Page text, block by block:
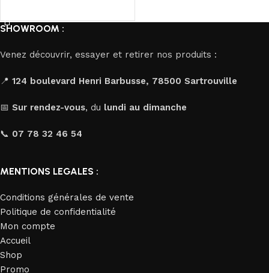
SHOWROOM :
Venez découvrir, essayer et retirer nos produits :
📍 124 boulevard Henri Barbusse, 78500 Sartrouville
📅 Sur rendez-vous, du lundi au dimanche
📞 07 78 32 46 54
MENTIONS LEGALES :
Conditions générales de vente
Politique de confidentialité
Mon compte
Accueil
Shop
Promo